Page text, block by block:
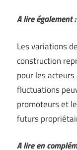
A lire également :
Les variations
construction
pour les
fluctuations
promoteurs et
futurs
A lire en